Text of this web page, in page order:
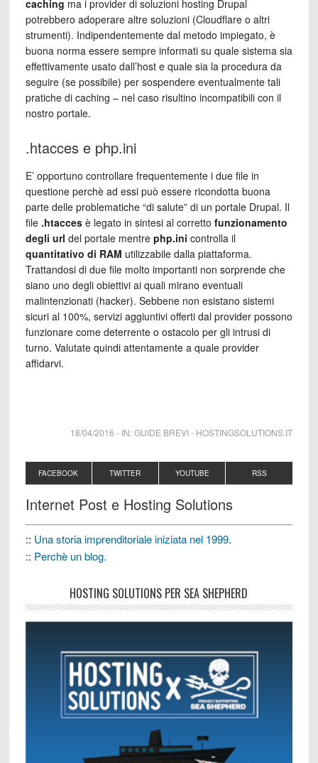
caching ma i provider di soluzioni hosting Drupal
potrebbero adoperare altre soluzioni (Cloudflare o altri
strumenti). Indipendentemente dal metodo impiegato, è
buona norma essere sempre informati su quale sistema sia
effettivamente usato dall’host e quale sia la procedura da
seguire (se possibile) per sospendere eventualmente tali
pratiche di caching – nel caso risultino incompatibili con il
nostro portale.
.htacces e php.ini
E’ opportuno controllare frequentemente i due file in
questione perchè ad essi può essere ricondotta buona
parte delle problematiche “di salute” di un portale Drupal. Il
file .htaccesè legato in sintesi al corretto funzionamento
degli url del portale mentre php.ini controlla il
quantitativo di RAM utilizzabile dalla piattaforma.
Trattandosi di due file molto importanti non sorprende che
siano uno degli obiettivi ai quali mirano eventuali
malintenzionati (hacker). Sebbene non esistano sistemi
sicuri al 100%, servizi aggiuntivi offerti dal provider possono
funzionare come deterrente o ostacolo per gli intrusi di
turno. Valutate quindi attentamente a quale provider
affidarvi.
18/04/2016 - IN:GUIDE BREVI- HOSTINGSOLUTIONS.IT
FACEBOOK TWITTER YOUTUBE RSS
Internet Post e Hosting Solutions
:: Una storia imprenditoriale iniziata nel 1999.
:: Perchè un blog.
HOSTING SOLUTIONS PER SEA SHEPHERD